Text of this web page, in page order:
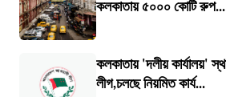
কলকাতায় ৫০০০ কোটি রুপ...
কলকাতায় 'দলীয় কার্যালয়'
লীগ,চলছে নিয়মিত কার্য...